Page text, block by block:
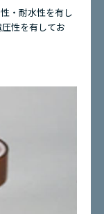
・耐水性を有し
性を有してお